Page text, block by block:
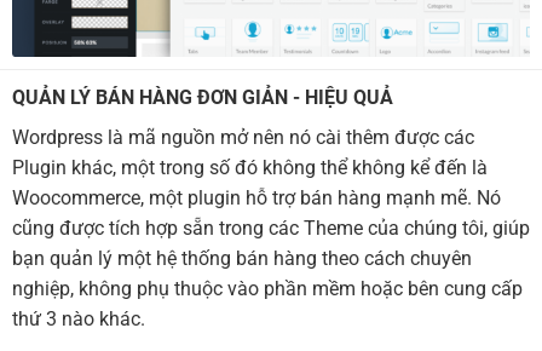
QUẢN LÝ BÁN HÀNG ĐƠN GIẢN - HIỆU QUẢ
Wordpress là mã nguồn mở nên nó cài thêm được các
Plugin khác, một trong số đó không thể không kể đến là
Woocommerce, một plugin hỗ trợ bán hàng mạnh mẽ. Nó
cũng được tích hợp sẵn trong các Theme của chúng tôi, giúp
bạn quản lý một hệ thống bán hàng theo cách chuyên
nghiệp, không phụ thuộc vào phần mềm hoặc bên cung cấp
thứ 3 nào khác.